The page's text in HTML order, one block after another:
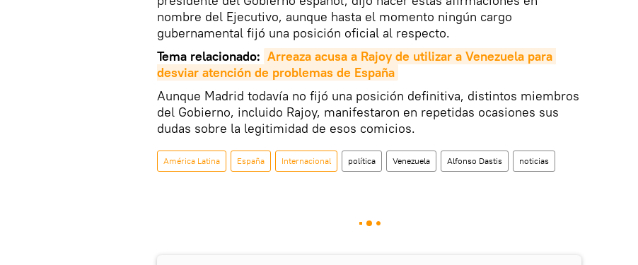
nombre del Ejecutivo, aunque hasta el momento ningún cargo
gubernamental fijó una posición oficial al respecto.
Tema relacionado: Arreaza acusa a Rajoy de utilizar a Venezuela para
desviar atención de problemas de España
Aunque Madrid todavía no fijó una posición definitiva, distintos miembros
del Gobierno, incluido Rajoy, manifestaron en repetidas ocasiones sus
dudas sobre la legitimidad de esos comicios.
América Latina España Internacional política Venezuela Alfonso Dastis noticias